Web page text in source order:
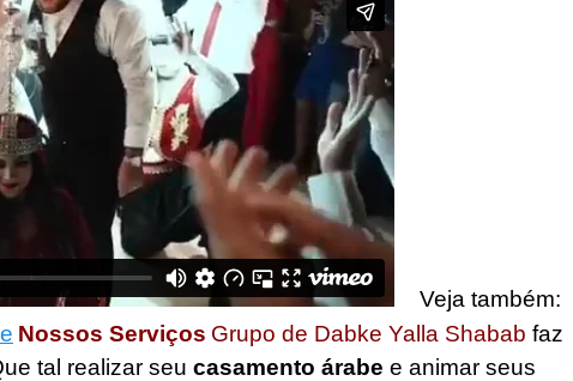
Veja também:
Nossos Serviços Grupo de Dabke Yalla Shabab faz
tal realizar seu casamento árabe e animar seus